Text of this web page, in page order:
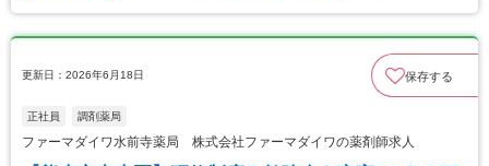
更新日：2026年6月18日 保存する
正社員 調剤薬局
ファーマダイワ水前寺薬局 株式会社ファーマダイワの薬剤師求人